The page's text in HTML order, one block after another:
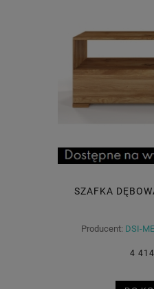
SZAFKA
Producent: DSI-
4